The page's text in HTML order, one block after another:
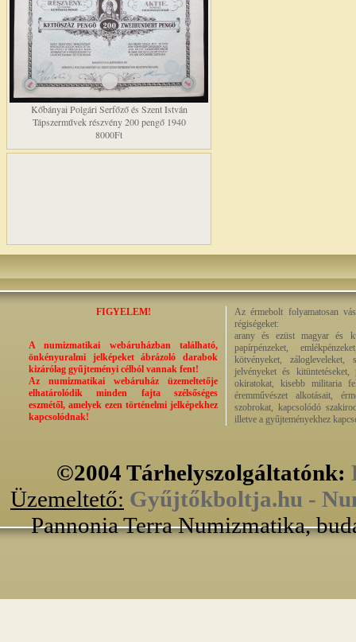
Kőbányai Polgári Serfőző és Szent István
Tápszerművek részvény 200 pengő 1940
8000Ft
FIGYELEM!
A numizmatikai webáruházban található,
önkényuralmi jelképeket ábrázoló darabok
kizárólag gyűjteményi célból vannak fent!
Az numizmatikai webáruház üzemeltetője
elhatárolódik minden fajta szélsőséges
eszmétől, amelyek ezen történelmi jelképekhez
kapcsolódnak!
Az érmebolt folyamatosan
régiségeket:
arany és ezüst magyar és
papírpénzeket,
kötvényeket,
jelvényeket és kitüntetéseket,
okiratokat, kisebb militaria
éremművészet alkotásait,
szobrokat, kapcsolódó
illetve a gyűjteményekhez
©2004 Tárhelyszolgáltatónk:
Üzemeltető: Gyűjtőkboltja.hu -
Pannonia Terra Numizmatika,